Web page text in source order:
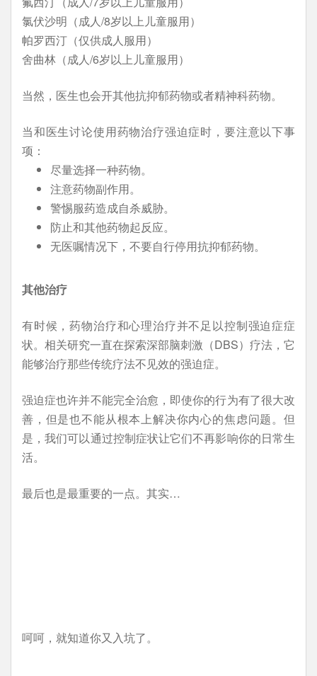
氯伏沙明（成人/8岁以上儿童服用）
帕罗西汀（仅供成人服用）
舍曲林（成人/6岁以上儿童服用）
当然，医生也会开其他抗抑郁药物或者精神科药物。
当和医生讨论使用药物治疗强迫症时，要注意以下事
项：
尽量选择一种药物。
注意药物副作用。
警惕服药造成自杀威胁。
防止和其他药物起反应。
无医嘱情况下，不要自行停用抗抑郁药物。
其他治疗
有时候，药物治疗和心理治疗并不足以控制强迫症症
状。相关研究一直在探索深部脑刺激（DBS）疗法，它
能够治疗那些传统疗法不见效的强迫症。
强迫症也许并不能完全治愈，即使你的行为有了很大改
善，但是也不能从根本上解决你内心的焦虑问题。但
是，我们可以通过控制症状让它们不再影响你的日常生
活。
最后也是最重要的一点。其实…
呵呵，就知道你又入坑了。